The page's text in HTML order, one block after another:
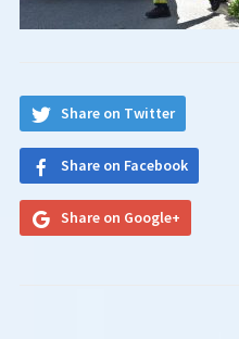
Share on Twitter
Share on Facebook
Share on Google+